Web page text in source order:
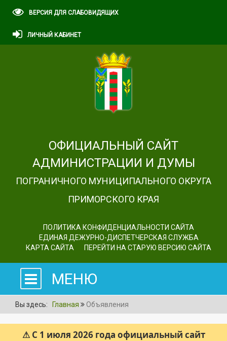
ВЕРСИЯ ДЛЯ СЛАБОВИДЯЩИХ
ЛИЧНЫЙ КАБИНЕТ
ОФИЦИАЛЬНЫЙ САЙТ
АДМИНИСТРАЦИИ И ДУМЫ
ПОГРАНИЧНОГО МУНИЦИПАЛЬНОГО ОКРУГА
ПРИМОРСКОГО КРАЯ
ПОЛИТИКА КОНФИДЕНЦИАЛЬНОСТИ САЙТА
ЕДИНАЯ ДЕЖУРНО-ДИСПЕТЧЕРСКАЯ СЛУЖБА
КАРТА САЙТА
ПЕРЕЙТИ НА СТАРУЮ ВЕРСИЮ САЙТА
МЕНЮ
Вы здесь: Главная Объявления
⚠ С 1 июля 2026 года официальный сайт